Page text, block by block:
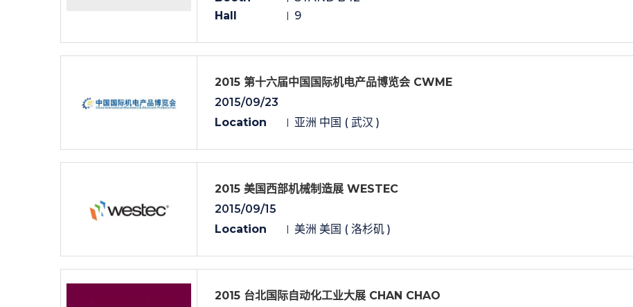
Hall
9
2015 第十六届中国国际机电产品博览会 CWME
2015/09/23
Location
亚洲 中国 ( 武汉 )
2015 美国西部机械制造展 WESTEC
2015/09/15
Location
美洲 美国 ( 洛杉矶 )
2015 台北国际自动化工业大展 CHAN CHAO